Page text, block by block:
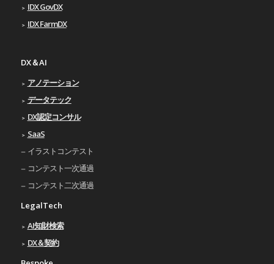
IDX GovDX
IDX FarmDX
DX＆AI
アノテーション
データテック
DX認定コンサル
SaaS
イラストコンテスト
コンテスト一次通過
コンテスト二次通過
LegalTech
AI知財検索
DX＆契約